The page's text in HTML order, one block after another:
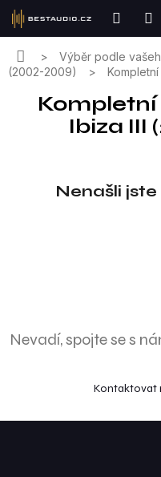
Přejít
obsah
DomůVýběr podle
(2002-2009)
Kompletní
Ibiza III
Nenašli
Nevadí, spojte se s
Kontaktovat
Z